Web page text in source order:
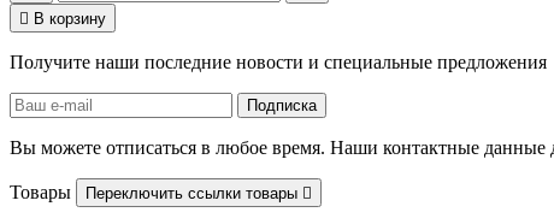
 В корзину
Получите наши последние новости и специальные предложения
Вы можете отписаться в любое время. Наши контактные данные
Товары Переключить ссылки товары 